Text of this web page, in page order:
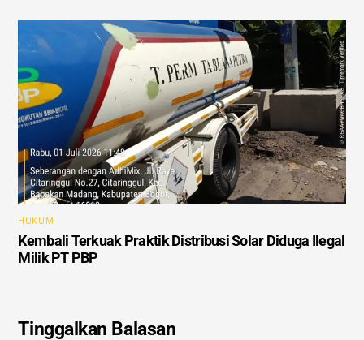
HUKUM
Kembali Terkuak Praktik Distribusi Solar Diduga Ilegal
Milik PT PBP
Tinggalkan Balasan